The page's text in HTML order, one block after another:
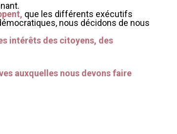
que les différents exécutifs
nous décidons de nous
intérêts des citoyens, des
auxquelles nous devons faire